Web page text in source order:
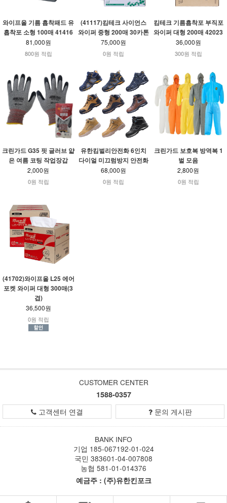
와이프올 기름 흡착패드 유
흡착포 소형 100매 41416
81,000원
800원 적립
(41117)킴테크 사이언스
와이퍼 중형 200매 30카톤
75,000원
0원 적립
킴테크 기름흡착포 부직포
와이퍼 대형 200매 42023
36,000원
300원 적립
크린가드 G35 핏 글러브 얇
은 여름 코팅 작업장갑
2,000원
0원 적립
유한킴벌리안전화 6인치
다이얼 미끄럼방지 안전화
68,000원
0원 적립
크린가드 보호복 방역복 1
벌 모음
2,800원
0원 적립
(41702)와이프올 L25 에어
포켓 와이퍼 대형 300매(3
겹)
36,500원
0원 적립
CUSTOMER CENTER
1588-0357
고객센터 연결
문의 게시판
BANK INFO
기업 185-067192-01-024
국민 383601-04-007808
농협 581-01-014376
예금주 : (주)유한킨포크